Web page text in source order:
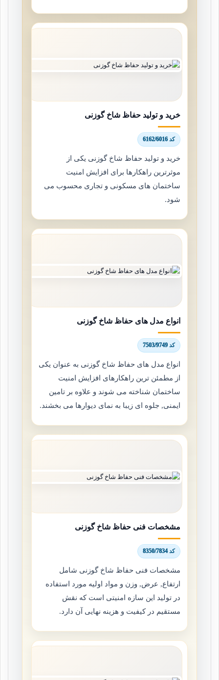
خرید و تولید حفاظ شاخ گوزنی
کد 6162/6016
خرید و تولید حفاظ شاخ گوزنی یکی از
موثرترین راهکارها برای افزایش امنیت
ساختمان های مسکونی و تجاری محسوب می
شود.
انواع مدل های حفاظ شاخ گوزنی
کد 7503/9749
انواع مدل های حفاظ شاخ گوزنی به عنوان یکی
از مطمئن ترین راهکارهای افزایش امنیت
ساختمان شناخته می شوند و علاوه بر تامین
ایمنی, جلوه ای زیبا به نمای دیوارها می بخشند.
مشخصات فنی حفاظ شاخ گوزنی
کد 8350/7834
مشخصات فنی حفاظ شاخ گوزنی شامل
ارتفاع, عرض, وزن و مواد اولیه مورد استفاده
در تولید این سازه امنیتی است که نقش
مستقیم در کیفیت و هزینه نهایی آن دارد.